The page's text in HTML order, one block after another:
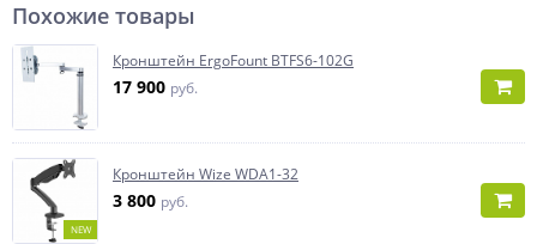
Похожие товары
Кронштейн ErgoFount BTFS6-102G
17 900 руб.
NEW
Кронштейн Wize WDA1-32
3 800 руб.